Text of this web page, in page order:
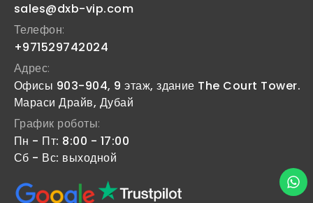
sales@dxb-vip.com
Телефон:
+971529742024
Адрес:
Офисы 903-904, 9 этаж, здание The Court Tower.
Мараси Драйв, Дубай
График роботы:
Пн - Пт: 8:00 - 17:00
Сб - Вс: выходной